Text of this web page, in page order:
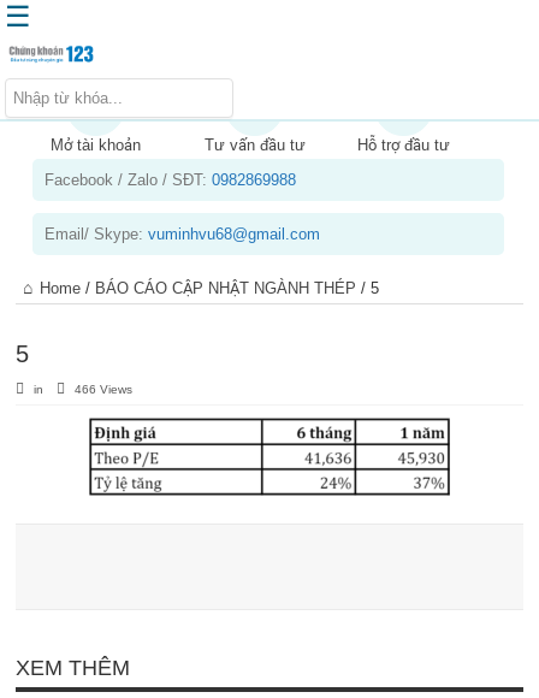
Trang chủ
Kiến thức chứng khoán
Kinh nghiệm đầu tư
Sản phẩm – dịch vụ
Chứng khoán phái sinh
☰
Mở tài khoản Tư vấn đầu tư
Hỗ trợ đầu tư
Facebook / Zalo / SĐT:0982869988
Email/ Skype:vuminhvu68@gmail.com
Home / BÁO CÁO CẬP NHẬT NGÀNH THÉP /5
5
in 466 Views
XEM THÊM